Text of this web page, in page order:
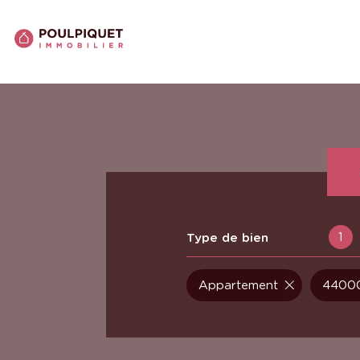
Type de bien 1
Appartement